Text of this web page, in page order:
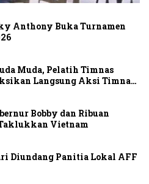
Anthony Buka Turnamen
Muda, Pelatih Timnas
Langsung Aksi Timnas
Bobby dan Ribuan
Vietnam
Diundang Panitia Lokal AFF